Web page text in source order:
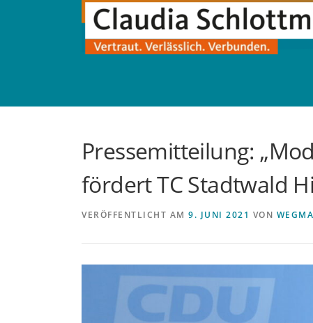
Pressemitteilung:
fördert TC Stadtwald
VERÖFFENTLICHT AM 9. JUNI 2021 VON